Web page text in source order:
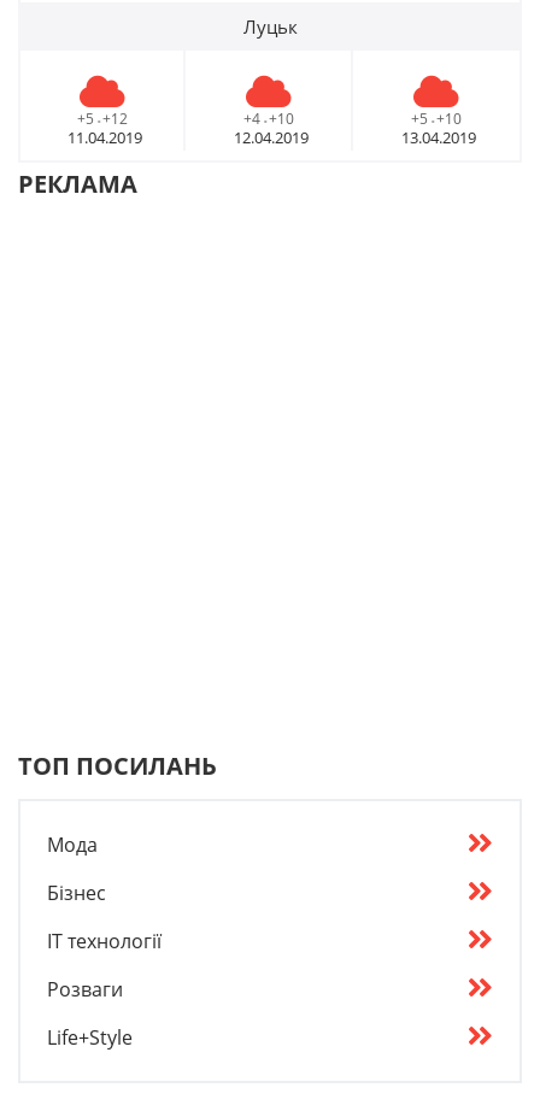
Луцьк
+5 - +12
11.04.2019
+4 - +10
12.04.2019
+5 - +10
13.04.2019
РЕКЛАМА
ТОП ПОСИЛАНЬ
Мода
Бізнес
IT технології
Розваги
Life+Style